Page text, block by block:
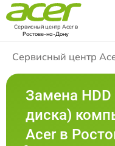
Сервисный центр Acerв
Ростове-на-Дону
Сервисный центр
Замена
диска)
Acer в